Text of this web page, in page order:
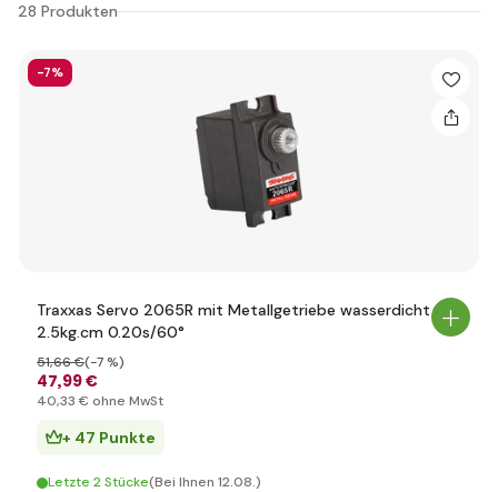
28 Produkten
-7%
Traxxas Servo 2065R mit Metallgetriebe wasserdicht
2.5kg.cm 0.20s/60°
47,99 €
51,66 €(-7 %)
40,33 € ohne MwSt
+ 47 Punkte
Letzte 2 Stücke(Bei Ihnen 12.08.)